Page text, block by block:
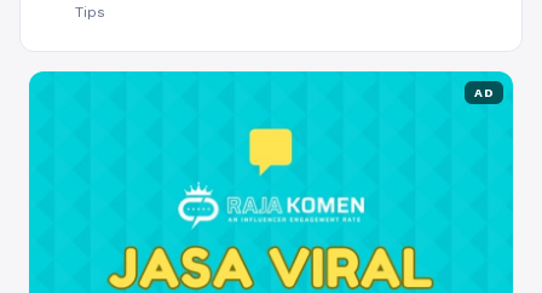
Tips
AD